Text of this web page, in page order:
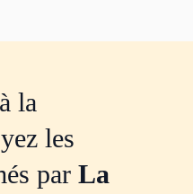
la
les
par La